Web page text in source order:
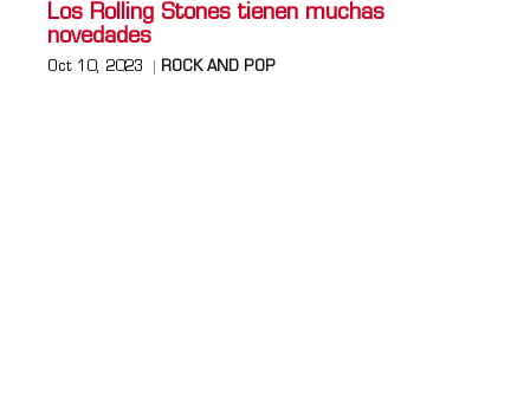
Los Rolling Stones tienen muchas
novedades
Oct 10, 2023 ROCK AND POP